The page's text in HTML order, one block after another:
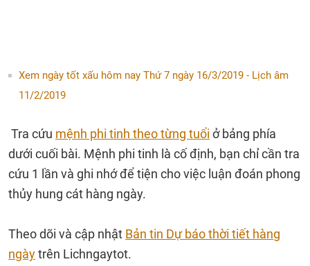
Xem ngày tốt xấu hôm nay Thứ 7 ngày 16/3/2019 - Lịch âm
11/2/2019
Tra cứu mệnh phi tinh theo từng tuổi ở bảng phía
dưới cuối bài. Mệnh phi tinh là cố định, bạn chỉ cần tra
cứu 1 lần và ghi nhớ để tiện cho việc luận đoán phong
thủy hung cát hàng ngày.
Theo dõi và cập nhật Bản tin Dự báo thời tiết hàng
ngàytrên Lichngaytot.